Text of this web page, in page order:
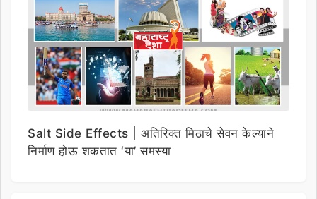
Salt Side Effects | अतिरिक्त मिठाचे सेवन केल्याने
निर्माण होऊ शकतात ‘या’ समस्या